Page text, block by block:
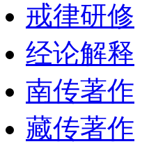
戒律研修
经论解释
南传著作
藏传著作